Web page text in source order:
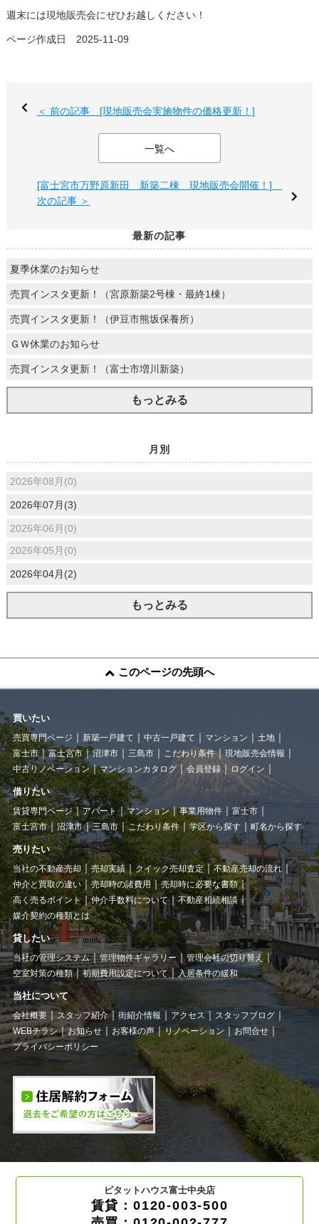
週末には現地販売会にぜひお越しください！
ページ作成日 2025-11-09
＜ 前の記事 [現地販売会実施物件の価格更新！]
一覧へ
[富士宮市万野原新田 新築二棟 現地販売会開催！]
次の記事 ＞
最新の記事
夏季休業のお知らせ
売買インスタ更新！（宮原新築2号棟・最終1棟）
売買インスタ更新！（伊豆市熊坂保養所）
ＧＷ休業のお知らせ
売買インスタ更新！（富士市増川新築）
もっとみる
月別
2026年08月(0)
2026年07月(3)
2026年06月(0)
2026年05月(0)
2026年04月(2)
もっとみる
このページの先頭へ
買いたい
売買専門ページ 新築一戸建て 中古一戸建て マンション
土地
富士市
富士宮市 沼津市 三島市 こだわり条件
現地販売会情報
中古リノベーション
マンションカタログ 会員登録 ログイン
借りたい
賃貸専門ページ アパート マンション 事業用物件
富士市
富士宮市
沼津市 三島市 こだわり条件 学区から探す 町名から探す
売りたい
当社の不動産売却 売却実績 クイック売却査定
不動産売却の流れ
仲介と買取の違い
売却時の諸費用
売却時に必要な書類
高く売るポイント
仲介手数料について
不動産相続相談
媒介契約の種類とは
貸したい
当社の管理システム 管理物件ギャラリー
管理会社の切り替え
空室対策の種類
初期費用設定について 入居条件の緩和
当社について
会社概要 スタッフ紹介 街紹介情報 アクセス
スタッフブログ
WEBチラシ
お知らせ お客様の声 リノベーション
お問合せ
プライバシーポリシー
ピタットハウス富士中央店
賃貸：0120-003-500